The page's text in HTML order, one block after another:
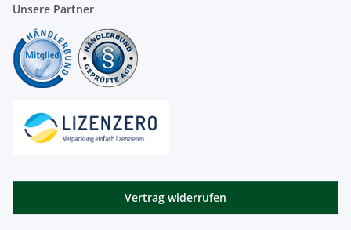
Unsere Partner
Vertrag widerrufen